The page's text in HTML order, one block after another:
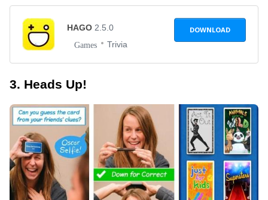
HAGO 2.5.0
Games Trivia
DOWNLOAD
3. Heads Up!